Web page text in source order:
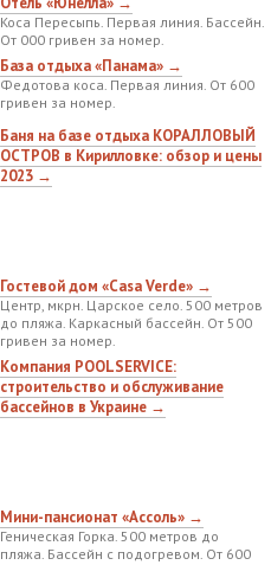
Коса Пересыпь. Первая линия. Бассейн.
От 000 гривен за номер.
База отдыха «Панама» →
Федотова коса. Первая линия. От 600
гривен за номер.
Баня на базе отдыха КОРАЛЛОВЫЙ
ОСТРОВ в Кирилловке: обзор и цены
2023 →
Гостевой дом «Casa Verde» →
Центр, мкрн. Царское село. 500 метров
до пляжа. Каркасный бассейн. От 500
гривен за номер.
Компания POOLSERVICE:
строительство и обслуживание
бассейнов в Украине →
Мини-пансионат «Ассоль» →
Геническая Горка. 500 метров до
пляжа. Бассейн с подогревом. От 600